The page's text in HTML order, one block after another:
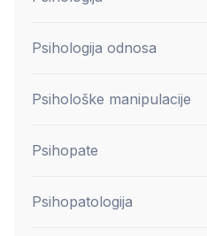
Psihologija odnosa
Psihološke manipulacije
Psihopate
Psihopatologija